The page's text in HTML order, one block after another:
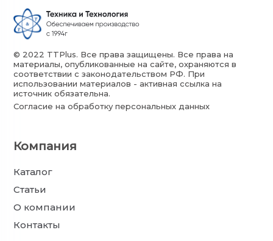
© 2022 TTPlus. Все права защищены. Все права на
материалы, опубликованные на сайте, охраняются в
соответствии с законодательством РФ. При
использовании материалов - активная ссылка на
источник обязательна.
Согласие на обработку персональных данных
Компания
Каталог
Статьи
О компании
Контакты